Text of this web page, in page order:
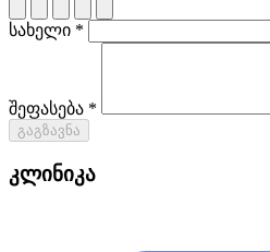
სახელი *
შეფასება *
გაგზავნა
კლინიკა